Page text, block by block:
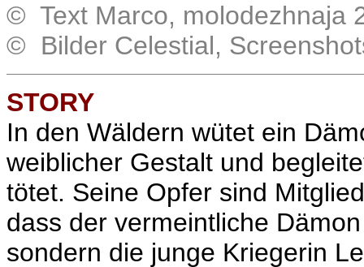
© Text Marco, molodezhnaja
© Bilder Celestial,
STORY
In den Wäldern wütet ein
weiblicher Gestalt und
tötet. Seine Opfer sind
dass der vermeintliche
sondern die junge Kriegerin